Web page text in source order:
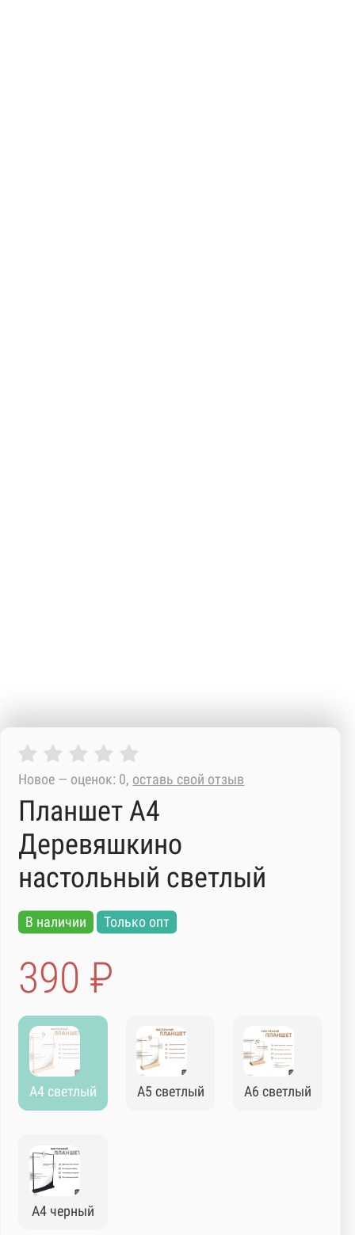
Новое — оценок: 0, оставь свой отзыв
Планшет А4
Деревяшкино
настольный светлый
В наличии Только опт
390 ₽
А4 светлый А5 светлый А6 светлый
А4 черный